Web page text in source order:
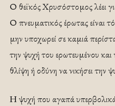
Ο θεϊκός Χρυσόστομος λέει
Ο πνευματικός έρωτας είναι
μην υποχωρεί σε καμιά
την ψυχή του ερωτευμένου και
θλίψη ή οδύνη να νικήσει την
Η ψυχή που αγαπά